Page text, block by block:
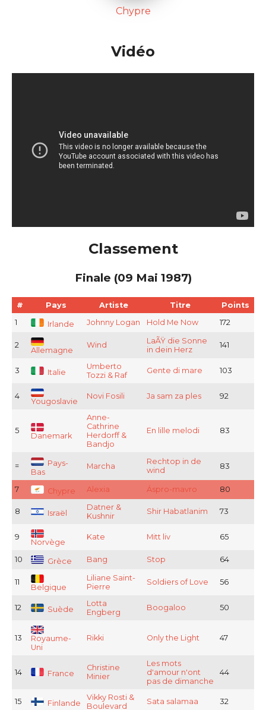
Chypre
Vidéo
Classement
Finale (09 Mai 1987)
# Pays Artiste Titre
Points
1
Irlande Johnny Logan Hold Me Now 172
2
Allemagne
Wind
LaÃŸ die Sonne
in dein Herz
141
3 Italie
Umberto
Tozzi & Raf
Gente di mare 103
4
Yougoslavie
Novi Fosili Ja sam za ples 92
5
Danemark
Anne-
Cathrine
Herdorff &
Bandjo
En lille melodi 83
=
Pays-
Bas
Marcha
Rechtop in de
wind
83
7 Chypre Alexia Áspro-mavro 80
8 Israël
Datner &
Kushnir
Shir Habatlanim 73
9
Norvège
Kate Mitt liv 65
10 Grèce Bang Stop 64
11
Belgique
Liliane Saint-
Pierre
Soldiers of Love 56
12 Suède
Lotta
Engberg
Boogaloo 50
13
Royaume-
Uni
Rikki Only the Light 47
14 France
Christine
Minier
Les mots
d'amour n'ont
pas de dimanche
44
15 Finlande
Vikky Rosti &
Boulevard
Sata salamaa 32